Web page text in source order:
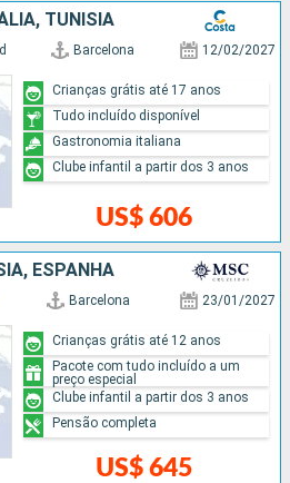
TUNÍSIA
Barcelona 12/02/2027
US$ 606
Crianças grátis até 17 anos
Tudo incluído disponível
Gastronomia italiana
Clube infantil a partir dos 3 anos
ESPANHA
Barcelona 23/01/2027
US$ 645
Crianças grátis até 12 anos
Pacote com tudo incluído a um
preço especial
Clube infantil a partir dos 3 anos
Pensão completa